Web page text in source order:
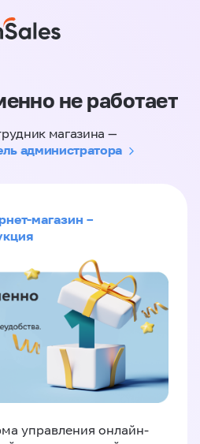
не работает
магазина —
администратора
магазин –
управления онлайн-